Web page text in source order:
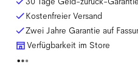
Kostenfreier Versand
Zwei Jahre Garantie auf
Verfügbarkeit im Store